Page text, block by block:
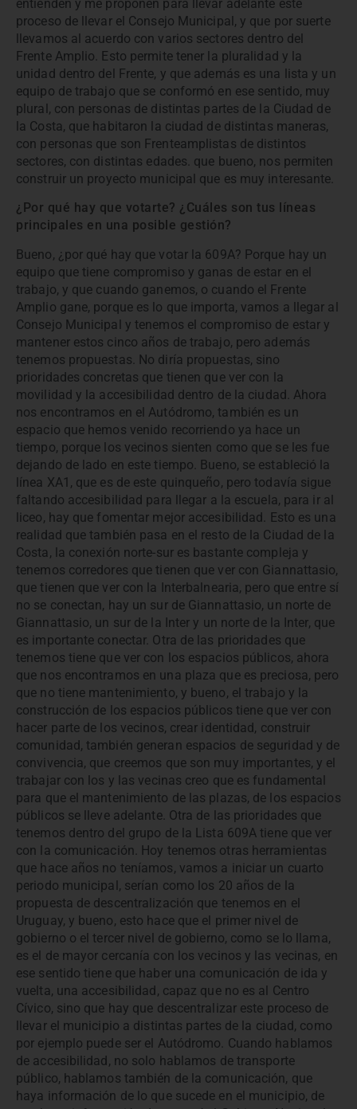
entienden y me proponen para llevar adelante este
proceso de llevar el Consejo Municipal, y que por suerte
llevamos al acuerdo con varios sectores dentro del
Frente Amplio. Esto permite tener la pluralidad y la
unidad dentro del Frente, y que además es una lista y un
equipo de trabajo que se conformó en ese sentido, muy
plural, con personas de distintas partes de la Ciudad de
la Costa, que habitaron la ciudad de distintas maneras,
con personas que son Frenteamplistas de distintos
sectores, con distintas edades. que bueno, nos permiten
construir un proyecto municipal que es muy interesante.
¿Por qué hay que votarte? ¿Cuáles son tus líneas
principales en una posible gestión?
Bueno, ¿por qué hay que votar la 609A? Porque hay un
equipo que tiene compromiso y ganas de estar en el
trabajo, y que cuando ganemos, o cuando el Frente
Amplio gane, porque es lo que importa, vamos a llegar al
Consejo Municipal y tenemos el compromiso de estar y
mantener estos cinco años de trabajo, pero además
tenemos propuestas. No diría propuestas, sino
prioridades concretas que tienen que ver con la
movilidad y la accesibilidad dentro de la ciudad. Ahora
nos encontramos en el Autódromo, también es un
espacio que hemos venido recorriendo ya hace un
tiempo, porque los vecinos sienten como que se les fue
dejando de lado en este tiempo. Bueno, se estableció la
línea XA1, que es de este quinqueño, pero todavía sigue
faltando accesibilidad para llegar a la escuela, para ir al
liceo, hay que fomentar mejor accesibilidad. Esto es una
realidad que también pasa en el resto de la Ciudad de la
Costa, la conexión norte-sur es bastante compleja y
tenemos corredores que tienen que ver con Giannattasio,
que tienen que ver con la Interbalnearia, pero que entre sí
no se conectan, hay un sur de Giannattasio, un norte de
Giannattasio, un sur de la Inter y un norte de la Inter, que
es importante conectar. Otra de las prioridades que
tenemos tiene que ver con los espacios públicos, ahora
que nos encontramos en una plaza que es preciosa, pero
que no tiene mantenimiento, y bueno, el trabajo y la
construcción de los espacios públicos tiene que ver con
hacer parte de los vecinos, crear identidad, construir
comunidad, también generan espacios de seguridad y de
convivencia, que creemos que son muy importantes, y el
trabajar con los y las vecinas creo que es fundamental
para que el mantenimiento de las plazas, de los espacios
públicos se lleve adelante. Otra de las prioridades que
tenemos dentro del grupo de la Lista 609A tiene que ver
con la comunicación. Hoy tenemos otras herramientas
que hace años no teníamos, vamos a iniciar un cuarto
periodo municipal, serían como los 20 años de la
propuesta de descentralización que tenemos en el
Uruguay, y bueno, esto hace que el primer nivel de
gobierno o el tercer nivel de gobierno, como se lo llama,
es el de mayor cercanía con los vecinos y las vecinas, en
ese sentido tiene que haber una comunicación de ida y
vuelta, una accesibilidad, capaz que no es al Centro
Cívico, sino que hay que descentralizar este proceso de
llevar el municipio a distintas partes de la ciudad, como
por ejemplo puede ser el Autódromo. Cuando hablamos
de accesibilidad, no solo hablamos de transporte
público, hablamos también de la comunicación, que
haya información de lo que sucede en el municipio, de